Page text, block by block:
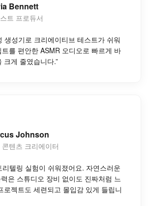
Bennett
트 프로듀서
생성기로 크리에이티브 테스트가 쉬워
를 편안한 ASMR 오디오로 빠르게 바
크게 줄였습니다.”
Johnson
콘텐츠 크리에이터
리텔링 실험이 쉬워졌어요. 자연스러운
은 스튜디오 장비 없이도 진짜처럼 느
로젝트도 세련되고 몰입감 있게 들립니